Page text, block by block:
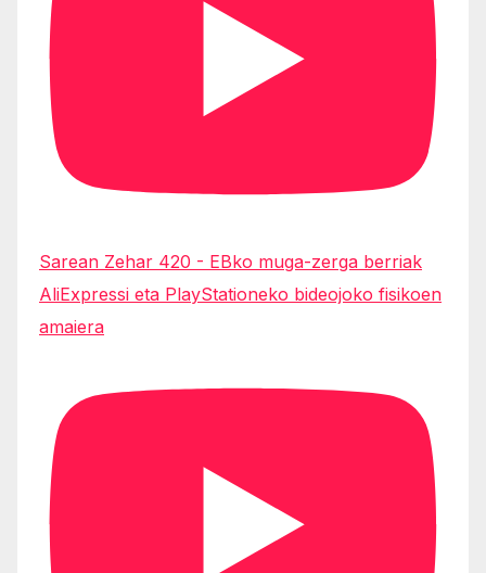
Sarean Zehar 420 - EBko muga-zerga berriak
AliExpressi eta PlayStationeko bideojoko fisikoen
amaiera